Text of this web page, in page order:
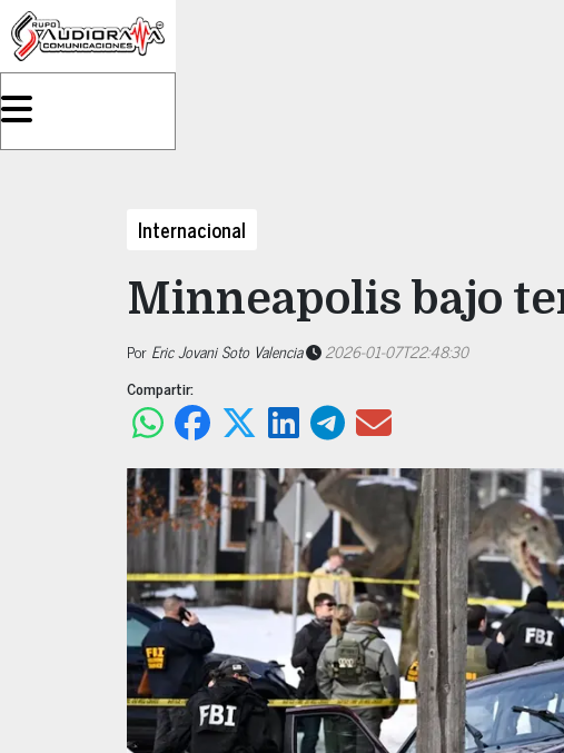
Internacional
Minneapolis bajo
Por Eric Jovani Soto Valencia
2026-01-07T22:48:30
Compartir: